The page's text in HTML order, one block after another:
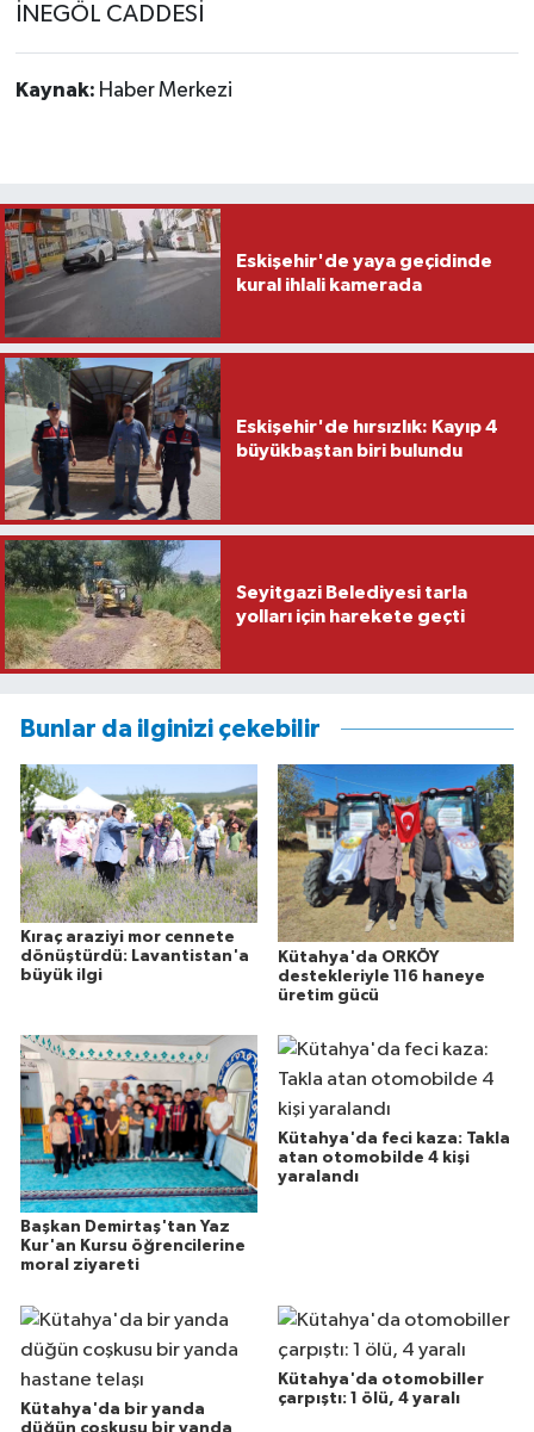
İNEGÖL CADDESİ
Kaynak: Haber Merkezi
Eskişehir'de yaya geçidinde
kural ihlali kamerada
Eskişehir'de hırsızlık: Kayıp 4
büyükbaştan biri bulundu
Seyitgazi Belediyesi tarla
yolları için harekete geçti
Bunlar da ilginizi çekebilir
Kıraç araziyi mor cennete
dönüştürdü: Lavantistan'a
büyük ilgi
Kütahya'da ORKÖY
destekleriyle 116 haneye
üretim gücü
Başkan Demirtaş'tan Yaz
Kur'an Kursu öğrencilerine
moral ziyareti
Kütahya'da feci kaza: Takla
atan otomobilde 4 kişi
yaralandı
Kütahya'da bir yanda
düğün coşkusu bir yanda
Kütahya'da otomobiller
çarpıştı: 1 ölü, 4 yaralı